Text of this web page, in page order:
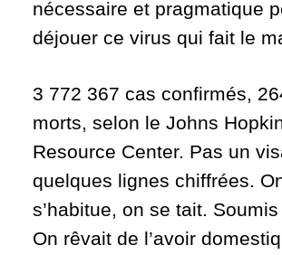
nécessaire et pragmatique
déjouer ce virus qui fait le
3 772 367 cas confirmés,
morts, selon le Johns
Resource Center. Pas un
quelques lignes chiffrées.
s’habitue, on se tait.
On rêvait de l’avoir